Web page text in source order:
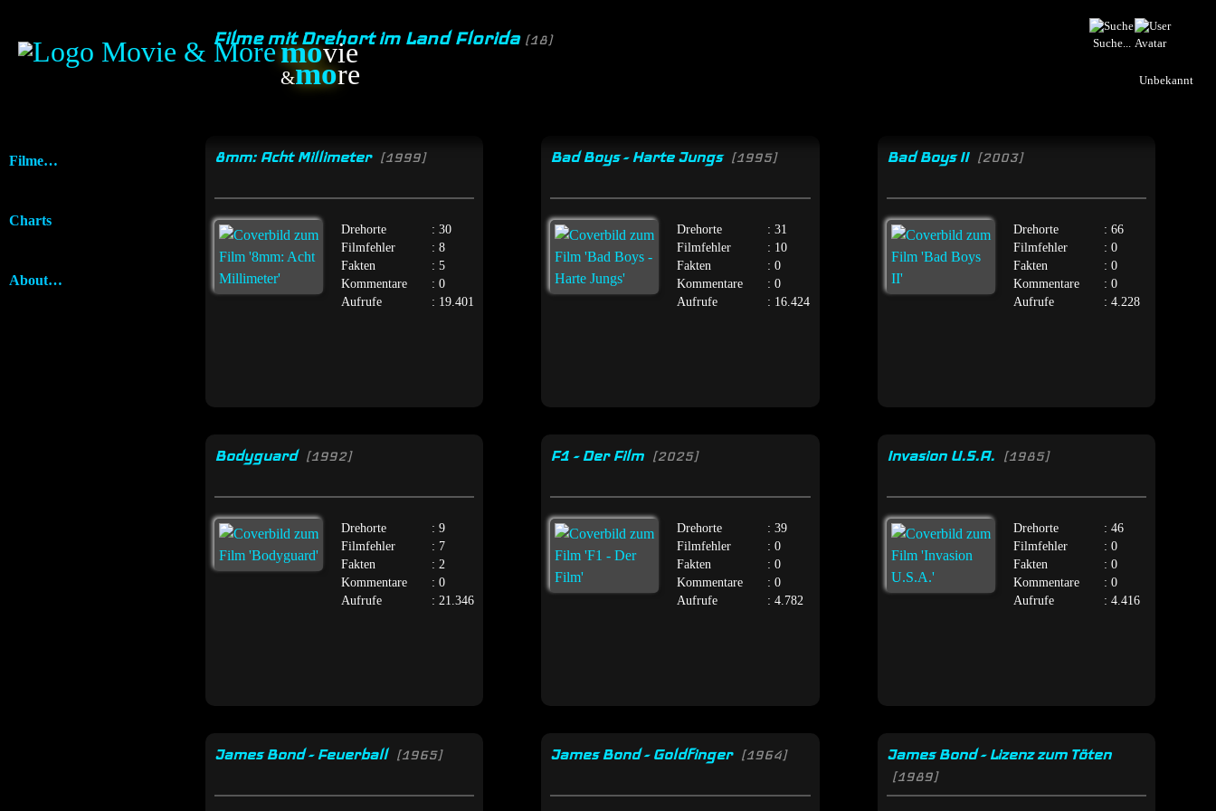
movie
&more
Suche...
Unbekannt
Filme mit Drehort im Land Florida (18)
Filme…
Charts
About…
8mm: Acht Millimeter [1999]
Drehorte
: 30
Filmfehler
: 8
Fakten
: 5
Kommentare
: 0
Aufrufe
: 19.401
Bad Boys - Harte Jungs [1995]
Drehorte
: 31
Filmfehler
: 10
Fakten
: 0
Kommentare
: 0
Aufrufe
: 16.424
Bad Boys II [2003]
Drehorte
: 66
Filmfehler
: 0
Fakten
: 0
Kommentare
: 0
Aufrufe
: 4.228
Bodyguard [1992]
Drehorte
: 9
Filmfehler
: 7
Fakten
: 2
Kommentare
: 0
Aufrufe
: 21.346
F1 - Der Film [2025]
Drehorte
: 39
Filmfehler
: 0
Fakten
: 0
Kommentare
: 0
Aufrufe
: 4.782
Invasion U.S.A. [1985]
Drehorte
: 46
Filmfehler
: 0
Fakten
: 0
Kommentare
: 0
Aufrufe
: 4.416
James Bond - Feuerball [1965] James Bond - Goldfinger [1964] James Bond - Lizenz zum Töten
[1989]